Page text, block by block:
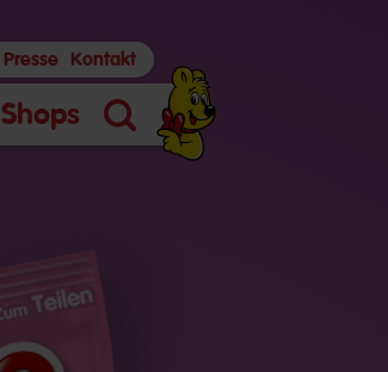
Shops
Suche
Presse Kontakt